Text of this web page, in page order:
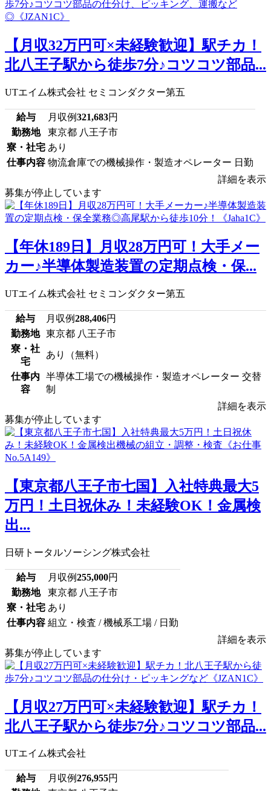
【月収32万円可×未経験歓迎】駅チカ！
北八王子駅から徒歩7分♪コツコツ部品...
UTエイム株式会社 セミコンダクター第五
給与 月収例321,683円
勤務地
東京都 八王子市
寮・社宅 あり
仕事内容 物流倉庫での機械操作・製造オペレーター 日勤
詳細を表示
募集が停止しています
【年休189日】月収28万円可！大手メー
カー♪半導体製造装置の定期点検・保...
UTエイム株式会社 セミコンダクター第五
給与 月収例288,406円
勤務地
東京都 八王子市
寮・社
宅
あり（無料）
仕事内
容
半導体工場での機械操作・製造オペレーター 交替
制
詳細を表示
募集が停止しています
【東京都八王子市七国】入社特典最大5
万円！土日祝休み！未経験OK！金属検
出...
日研トータルソーシング株式会社
給与 月収例255,000円
勤務地
東京都 八王子市
寮・社宅 あり
仕事内容 組立・検査 / 機械系工場 / 日勤
詳細を表示
募集が停止しています
【月収27万円可×未経験歓迎】駅チカ！
北八王子駅から徒歩7分♪コツコツ部品...
UTエイム株式会社
給与 月収例276,955円